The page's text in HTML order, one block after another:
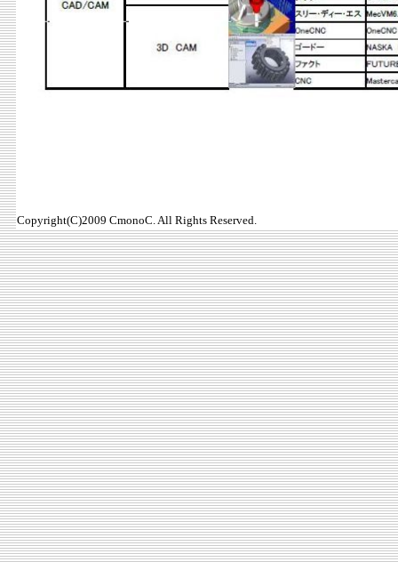
Copyright(C)2009 CmonoC. All Rights Reserved.